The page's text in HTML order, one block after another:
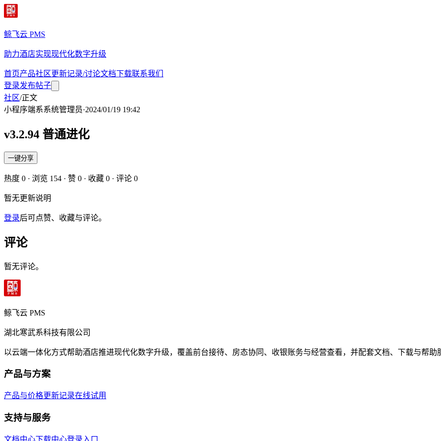
鲸飞云 PMS
助力酒店实现现代化数字升级
首页产品社区更新记录/讨论文档下载联系我们
登录发布帖子
社区/正文
小程序端系系统管理员·2024/01/19 19:42
v3.2.94 普通进化
一键分享
热度 0 · 浏览 154 · 赞 0 · 收藏 0 · 评论 0
暂无更新说明
登录后可点赞、收藏与评论。
评论
暂无评论。
鲸飞云 PMS
湖北寒武系科技有限公司
以云端一体化方式帮助酒店推进现代化数字升级，覆盖前台接待、房态协同、收银账务与经营查看，并配套文档、下载与帮助
产品与方案
产品与价格更新记录在线试用
支持与服务
文档中心下载中心登录入口